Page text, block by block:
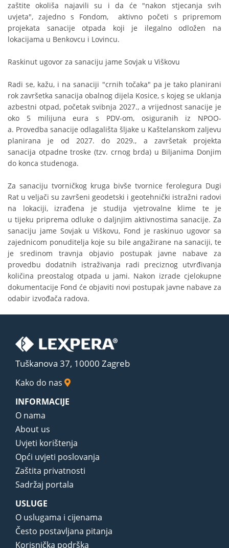
zaštite okoliša najavili su i da će "nakon stjecanja svih
uvjeta", zajedno s Fondom, aktivno početi s pripremom
projekata sanacije otpada koji je ilegalno odložen na
lokacijama u Benkovcu i Lovincu.
Raskinut ugovor za sanaciju jame Sovjak u Viškovu
Radi se, kažu, i na sanaciji "crnih točaka" pa je tako planirani
rok završetka sanacija obalnog dijela Kosice, s kojeg se uklanja
azbestni otpad, početak svibnja 2027., a vrijednost sanacije je
oko 5 milijuna eura s PDV-om, osiguranih iz NPOO-
a. Provedba sanacije odlagališta šljake u Kaštelanskom zaljevu
planirana je od 2027. do 2029., a završetak projekta
sanacija otpadne troske (tzv. crnog brda) u Biljanima Donjim
do konca studenoga.
Za sanaciju tvorničkog kruga bivše tvornice ferolegura Dugi
Rat u veljači su završeni geodetski i geotehnički istražni radovi
na lokaciji, izrađena je studija vjetrovalne klime te je
u tijeku priprema odluke o daljnjim aktivnostima sanacije. Za
sanaciju jame Sovjak u Viškovu, Fond je raskinuo ugovor sa
zajednicom ponuditelja koje su bile angažirane na sanaciji, te
je sredinom travnja objavio postupak javne nabave za
provedbu dodatnih istraživanja radi preciznog utvrđivanja
količina preostalog otpada u jami. Nakon izrade cjelokupne
dokumentacije Fond će objaviti novi postupak javne nabave za
odabir izvođača radova.
Tuškanova 37, 10000 Zagreb
Kako do nas
INFORMACIJE
O nama
About us
Uvjeti korištenja
Opći uvjeti poslovanja
Zaštita privatnosti
Sadržaj portala
USLUGE
O uslugama i cijenama
Često postavljana pitanja
Korisnička podrška